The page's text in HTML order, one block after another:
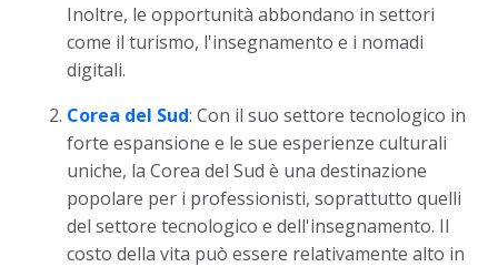
Inoltre, le opportunità abbondano in settori
come il turismo, l'insegnamento e i nomadi
digitali.
Corea del Sud: Con il suo settore tecnologico in
forte espansione e le sue esperienze culturali
uniche, la Corea del Sud è una destinazione
popolare per i professionisti, soprattutto quelli
del settore tecnologico e dell'insegnamento. Il
costo della vita può essere relativamente alto in